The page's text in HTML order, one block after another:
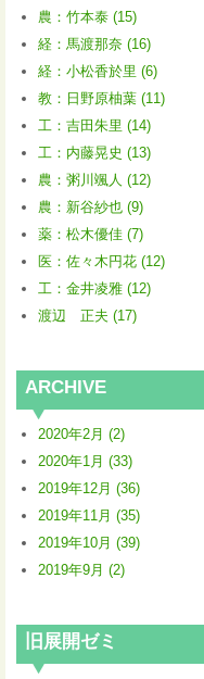
農：竹本泰 (15)
経：馬渡那奈 (16)
経：小松香於里 (6)
教：日野原柚葉 (11)
工：吉田朱里 (14)
工：内藤晃史 (13)
農：粥川颯人 (12)
農：新谷紗也 (9)
薬：松木優佳 (7)
医：佐々木円花 (12)
工：金井凌雅 (12)
渡辺 正夫 (17)
ARCHIVE
2020年2月 (2)
2020年1月 (33)
2019年12月 (36)
2019年11月 (35)
2019年10月 (39)
2019年9月 (2)
旧展開ゼミ